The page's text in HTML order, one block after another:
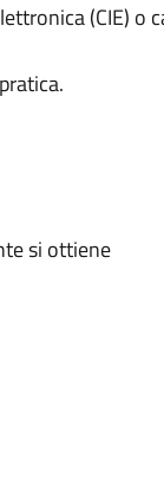
(CIE) o
si ottiene